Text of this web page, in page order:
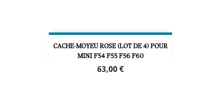
CACHE-MOYEU ROSE (LOT DE 4) POUR
MINI F54 F55 F56 F60
Prix
63,00 €